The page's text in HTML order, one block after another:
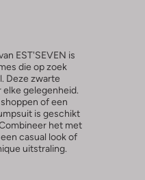
EST'SEVEN is
die op zoek
Deze zwarte
gelegenheid.
of een
is geschikt
het met
casual look of
uitstraling.